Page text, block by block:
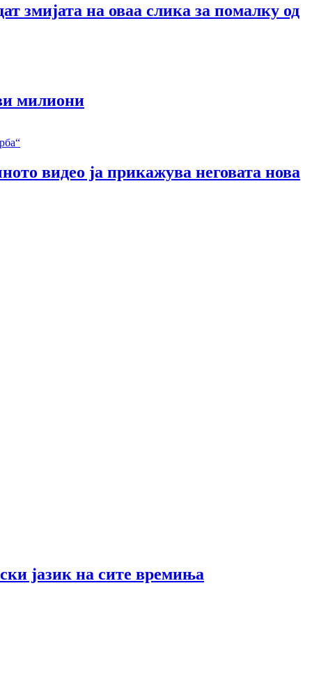
змијата на оваа слика за помалку од
милиони
видео ја прикажува неговата нова
јазик на сите времиња